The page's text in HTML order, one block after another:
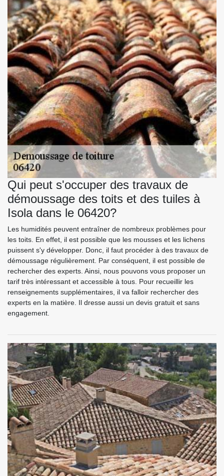
Qui peut s'occuper des travaux de
démoussage des toits et des tuiles à
Isola dans le 06420?
Les humidités peuvent entraîner de nombreux problèmes pour
les toits. En effet, il est possible que les mousses et les lichens
puissent s'y développer. Donc, il faut procéder à des travaux de
démoussage régulièrement. Par conséquent, il est possible de
rechercher des experts. Ainsi, nous pouvons vous proposer un
tarif très intéressant et accessible à tous. Pour recueillir les
renseignements supplémentaires, il va falloir rechercher des
experts en la matière. Il dresse aussi un devis gratuit et sans
engagement.